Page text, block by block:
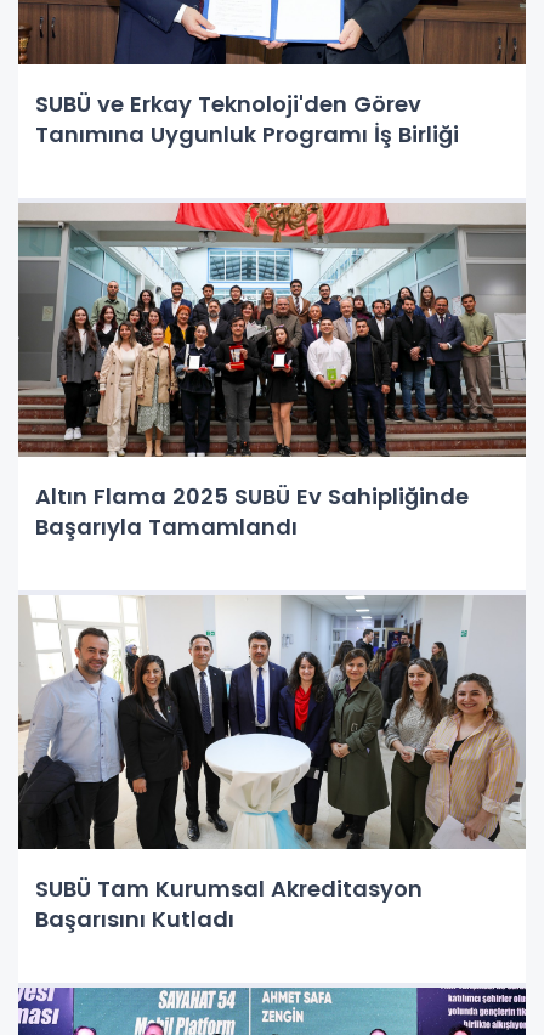
SUBÜ ve Erkay Teknoloji'den Görev
Tanımına Uygunluk Programı İş Birliği
Altın Flama 2025 SUBÜ Ev Sahipliğinde
Başarıyla Tamamlandı
SUBÜ Tam Kurumsal Akreditasyon
Başarısını Kutladı